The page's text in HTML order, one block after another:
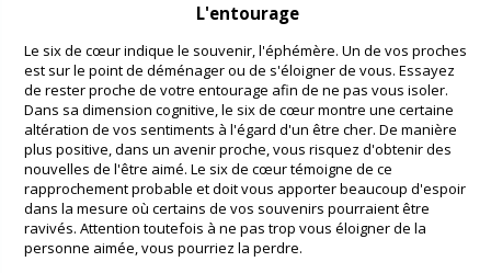
L'entourage
Le six de cœur indique le souvenir, l'éphémère. Un de vos proches
est sur le point de déménager ou de s'éloigner de vous. Essayez
de rester proche de votre entourage afin de ne pas vous isoler.
Dans sa dimension cognitive, le six de cœur montre une certaine
altération de vos sentiments à l'égard d'un être cher. De manière
plus positive, dans un avenir proche, vous risquez d'obtenir des
nouvelles de l'être aimé. Le six de cœur témoigne de ce
rapprochement probable et doit vous apporter beaucoup d'espoir
dans la mesure où certains de vos souvenirs pourraient être
ravivés. Attention toutefois à ne pas trop vous éloigner de la
personne aimée, vous pourriez la perdre.